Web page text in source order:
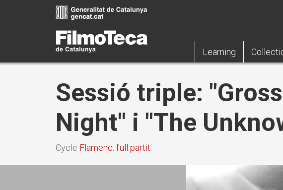
Learning
Sessió triple:
Night" i "The
Cycle Flamenc: l'ull partit